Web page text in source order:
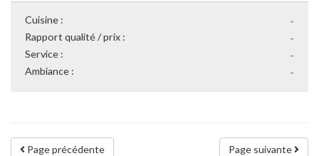
-
Cuisine :
-
Rapport qualité / prix :
-
Service :
-
Ambiance :
Page suivante
Page précédente